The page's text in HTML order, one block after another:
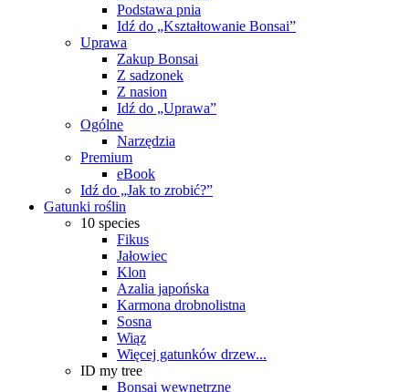
Podstawa pnia
Idź do „Kształtowanie Bonsai”
Uprawa
Zakup Bonsai
Z sadzonek
Z nasion
Idź do „Uprawa”
Ogólne
Narzędzia
Premium
eBook
Idź do „Jak to zrobić?”
Gatunki roślin
10 species
Fikus
Jałowiec
Klon
Azalia japońska
Karmona drobnolistna
Sosna
Wiąz
Więcej gatunków drzew...
ID my tree
Bonsai wewnętrzne